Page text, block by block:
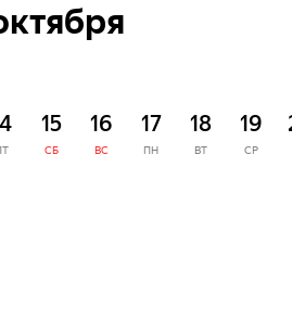
15
СБ
16
ВС
17
ПН
18
ВТ
19
СР